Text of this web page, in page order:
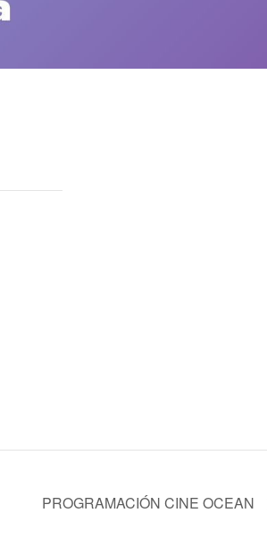
PROGRAMACIÓN CINE OCEAN